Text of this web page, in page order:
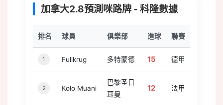
加拿大2.8預測咪路牌 - 科隆數據
排名 球員 俱樂部 進球 聯賽
1 Fullkrug 多特蒙德 15 德甲
2 Kolo Muani
巴黎圣日
耳曼
12 法甲